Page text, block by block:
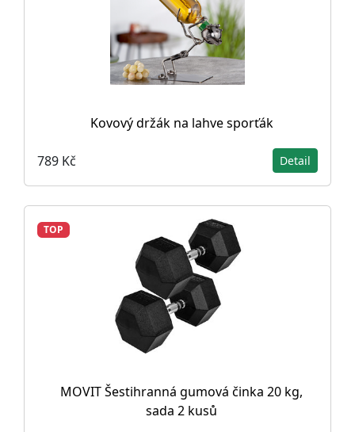
Kovový držák na lahve sporťák
789 Kč Detail
TOP
MOVIT Šestihranná gumová činka 20 kg,
sada 2 kusů